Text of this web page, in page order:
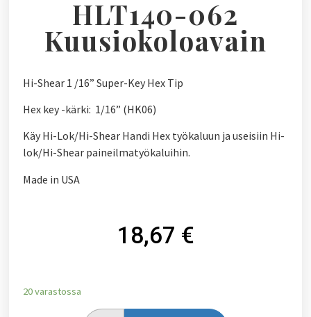
HLT140-062
Kuusiokoloavain
Hi-Shear 1 /16” Super-Key Hex Tip
Hex key -kärki: 1/16” (HK06)
Käy Hi-Lok/Hi-Shear Handi Hex työkaluun ja useisiin Hi-
lok/Hi-Shear paineilmatyökaluihin.
Made in USA
18,67 €
20 varastossa